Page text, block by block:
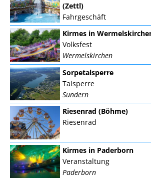
(Zettl)
Fahrgeschäft
Kirmes in
Volksfest
Wermelskirchen
Sorpetalsperre
Talsperre
Sundern
Riesenrad (Böhme)
Riesenrad
Kirmes in Paderborn
Veranstaltung
Paderborn